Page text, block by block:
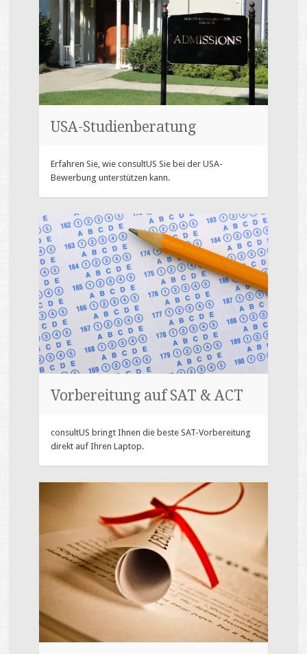
USA-Studienberatung
Erfahren Sie, wie consultUS Sie bei der USA-
Bewerbung unterstützen kann.
Vorbereitung auf SAT & ACT
consultUS bringt Ihnen die beste SAT-Vorbereitung
direkt auf Ihren Laptop.